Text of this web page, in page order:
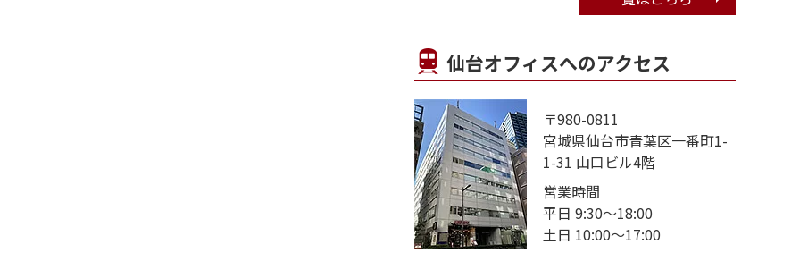
仙台オフィスへのアクセス
〒980-0811
宮城県仙台市青葉区一番町1-
1-31 山口ビル4階
営業時間
平日 9:30～18:00
土日 10:00～17:00